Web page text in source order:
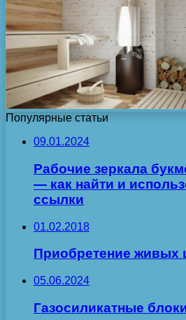
Популярные статьи
09.01.2024
Рабочие зеркала
— как найти и
ссылки
01.02.2018
Приобретение живых
05.06.2024
Газосиликатные